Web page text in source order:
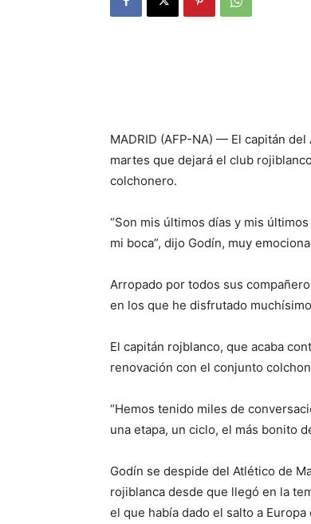
MADRID (AFP-NA) — El capitán
martes que dejará el club
colchonero.
“Son mis últimos días y mis
mi boca”, dijo Godín, muy
Arropado por todos sus
en los que he disfrutado
El capitán rojblanco, que acaba
renovación con el conjunto
“Hemos tenido miles de
una etapa, un ciclo, el más bonito
Godín se despide del Atlético de
rojiblanca desde que llegó en la
el que había dado el salto a